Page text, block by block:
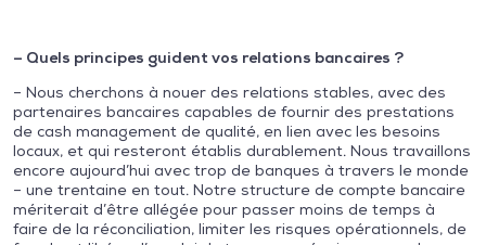
– Quels principes guident vos relations bancaires ?
– Nous cherchons à nouer des relations stables, avec des
partenaires bancaires capables de fournir des prestations
de cash management de qualité, en lien avec les besoins
locaux, et qui resteront établis durablement. Nous travaillons
encore aujourd’hui avec trop de banques à travers le monde
– une trentaine en tout. Notre structure de compte bancaire
mériterait d’être allégée pour passer moins de temps à
faire de la réconciliation, limiter les risques opérationnels, de